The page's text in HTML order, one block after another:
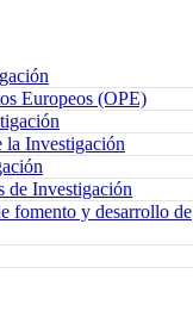
Europeos (OPE)
la Investigación
de Investigación
fomento y desarrollo de